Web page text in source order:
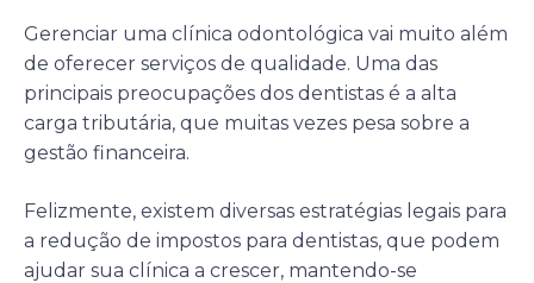
Gerenciar uma clínica odontológica vai muito além
de oferecer serviços de qualidade. Uma das
principais preocupações dos dentistas é a alta
carga tributária, que muitas vezes pesa sobre a
gestão financeira.
Felizmente, existem diversas estratégias legais para
a redução de impostos para dentistas, que podem
ajudar sua clínica a crescer, mantendo-se